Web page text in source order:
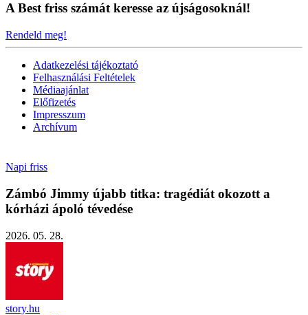
A Best friss számát keresse az újságosoknál!
Rendeld meg!
Adatkezelési tájékoztató
Felhasználási Feltételek
Médiaajánlat
Előfizetés
Impresszum
Archívum
Napi friss
Zámbó Jimmy újabb titka: tragédiát okozott a
kórházi ápoló tévedése
2026. 05. 28.
story.hu